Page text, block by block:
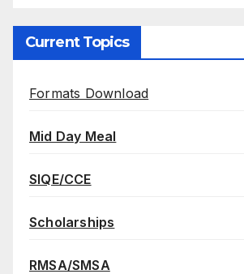
Current Topics
Formats Download
Mid Day Meal
SIQE/CCE
Scholarships
RMSA/SMSA